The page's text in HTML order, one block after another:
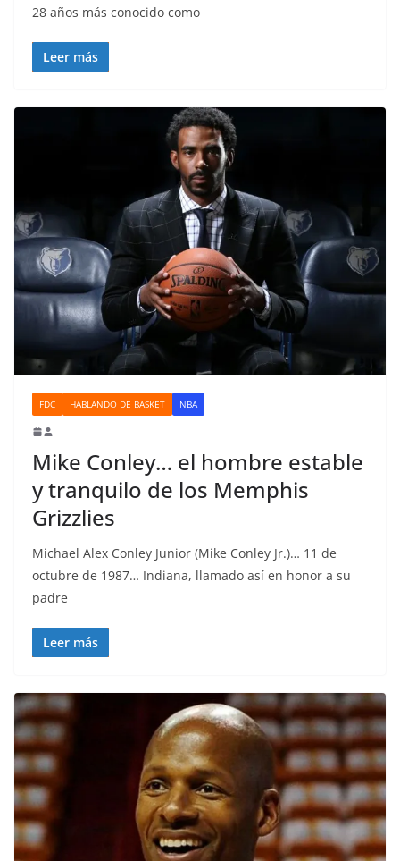
28 años más conocido como
Leer más
FDC HABLANDO DE BASKET NBA
Mike Conley… el hombre estable
y tranquilo de los Memphis
Grizzlies
Michael Alex Conley Junior (Mike Conley Jr.)… 11 de
octubre de 1987… Indiana, llamado así en honor a su
padre
Leer más